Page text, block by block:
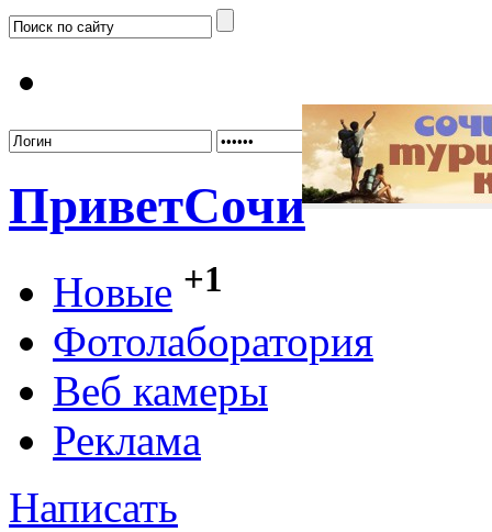
ПриветСочи
Новые +1
Фотолаборатория
Веб камеры
Реклама
Написать